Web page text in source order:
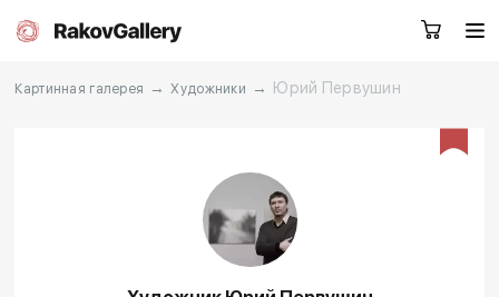
Картинная галерея → Художники → Юрий Первушин